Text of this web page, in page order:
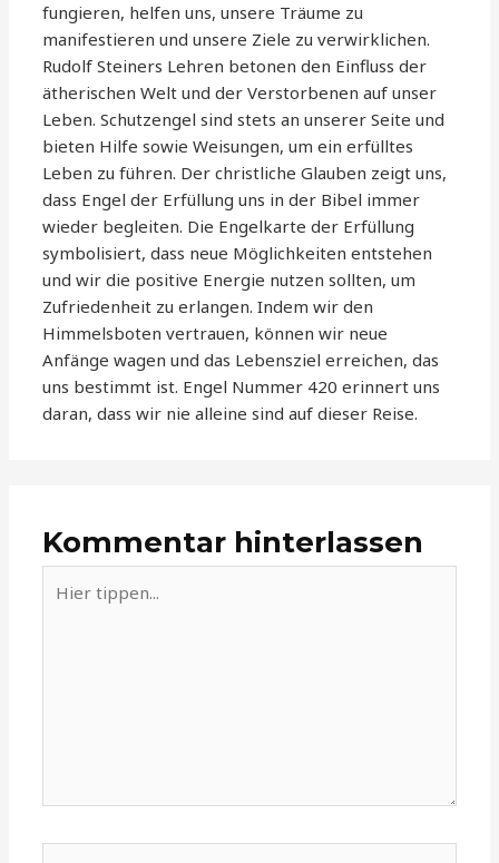
fungieren, helfen uns, unsere Träume zu
manifestieren und unsere Ziele zu verwirklichen.
Rudolf Steiners Lehren betonen den Einfluss der
ätherischen Welt und der Verstorbenen auf unser
Leben. Schutzengel sind stets an unserer Seite und
bieten Hilfe sowie Weisungen, um ein erfülltes
Leben zu führen. Der christliche Glauben zeigt uns,
dass Engel der Erfüllung uns in der Bibel immer
wieder begleiten. Die Engelkarte der Erfüllung
symbolisiert, dass neue Möglichkeiten entstehen
und wir die positive Energie nutzen sollten, um
Zufriedenheit zu erlangen. Indem wir den
Himmelsboten vertrauen, können wir neue
Anfänge wagen und das Lebensziel erreichen, das
uns bestimmt ist. Engel Nummer 420 erinnert uns
daran, dass wir nie alleine sind auf dieser Reise.
Kommentar hinterlassen
tippen...